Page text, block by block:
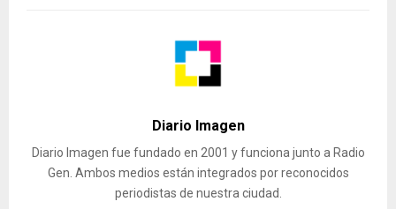
Diario Imagen
Diario Imagen fue fundado en 2001 y funciona junto a Radio
Gen. Ambos medios están integrados por reconocidos
periodistas de nuestra ciudad.